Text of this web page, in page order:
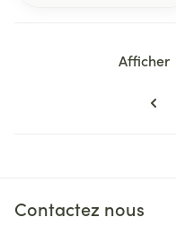
Afficher
Contactez nous